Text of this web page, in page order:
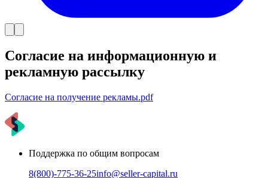
Согласие на информационную и
рекламную рассылку
Согласие на получение рекламы.pdf
Поддержка по общим вопросам
8(800)-775-36-25info@seller-capital.ru